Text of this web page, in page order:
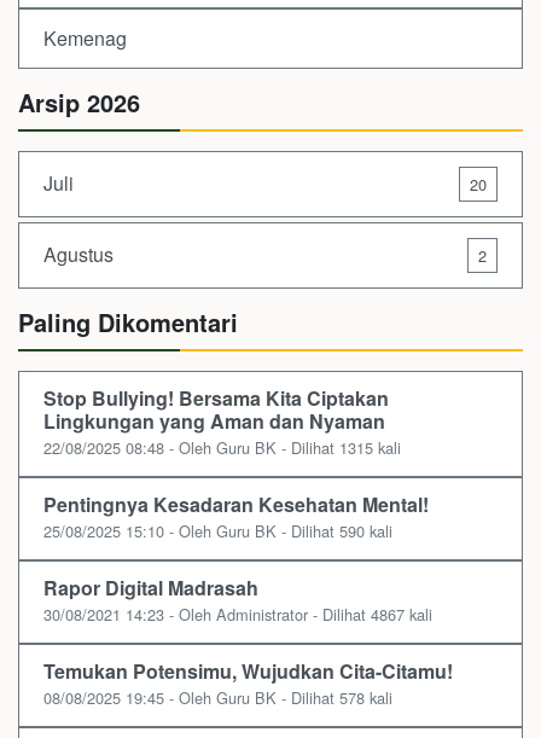
Kemenag
Arsip 2026
Juli 20
Agustus 2
Paling Dikomentari
Stop Bullying! Bersama Kita Ciptakan
Lingkungan yang Aman dan Nyaman
22/08/2025 08:48 - Oleh Guru BK - Dilihat 1315 kali
Pentingnya Kesadaran Kesehatan Mental!
25/08/2025 15:10 - Oleh Guru BK - Dilihat 590 kali
Rapor Digital Madrasah
30/08/2021 14:23 - Oleh Administrator - Dilihat 4867 kali
Temukan Potensimu, Wujudkan Cita-Citamu!
08/08/2025 19:45 - Oleh Guru BK - Dilihat 578 kali